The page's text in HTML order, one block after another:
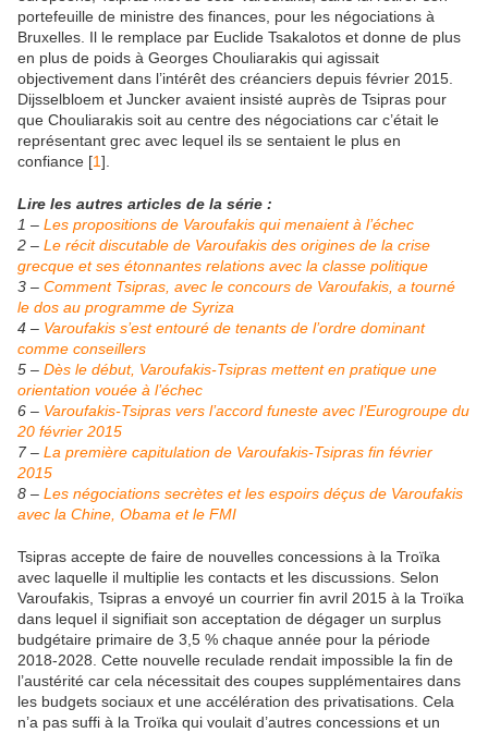
portefeuille de ministre des finances, pour les négociations à
Bruxelles. Il le remplace par Euclide Tsakalotos et donne de plus
en plus de poids à Georges Chouliarakis qui agissait
objectivement dans l’intérêt des créanciers depuis février 2015.
Dijsselbloem et Juncker avaient insisté auprès de Tsipras pour
que Chouliarakis soit au centre des négociations car c’était le
représentant grec avec lequel ils se sentaient le plus en
confiance [1]
Lire les autres articles de la série :
1 – Les propositions de Varoufakis qui menaient à l’échec
2 – Le récit discutable de Varoufakis des origines de la crise
grecque et ses étonnantes relations avec la classe politique
3 – Comment Tsipras, avec le concours de Varoufakis, a tourné
le dos au programme de Syriza
4 – Varoufakis s’est entouré de tenants de l’ordre dominant
comme conseillers
5 – Dès le début, Varoufakis-Tsipras mettent en pratique une
orientation vouée à l’échec
6 – Varoufakis-Tsipras vers l’accord funeste avec l’Eurogroupe du
20 février 2015
7 – La première capitulation de Varoufakis-Tsipras fin février
2015
8 – Les négociations secrètes et les espoirs déçus de Varoufakis
avec la Chine, Obama et le FMI
Tsipras accepte de faire de nouvelles concessions à la Troïka
avec laquelle il multiplie les contacts et les discussions. Selon
Varoufakis, Tsipras a envoyé un courrier fin avril 2015 à la Troïka
dans lequel il signifiait son acceptation de dégager un surplus
budgétaire primaire de 3,5 % chaque année pour la période
2018-2028. Cette nouvelle reculade rendait impossible la fin de
l’austérité car cela nécessitait des coupes supplémentaires dans
les budgets sociaux et une accélération des privatisations. Cela
n’a pas suffi à la Troïka qui voulait d’autres concessions et un